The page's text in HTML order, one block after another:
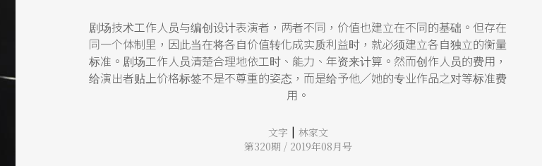
剧场技术工作人员与编创设计表演者，两者不同，价值也建立在不同的基础。但存在
同一个体制里，因此当在将各自价值转化成实质利益时，就必须建立各自独立的衡量
标准。剧场工作人员清楚合理地依工时、能力、年资来计算。然而创作人员的费用，
给演出者贴上价格标签不是不尊重的姿态，而是给予他╱她的专业作品之对等标准费
用。
文字 | 林家文
第320期 / 2019年08月号